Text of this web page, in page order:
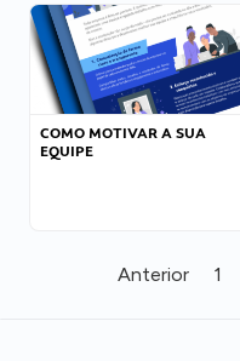
COMO MOTIVAR A SUA
EQUIPE
Anterior 1